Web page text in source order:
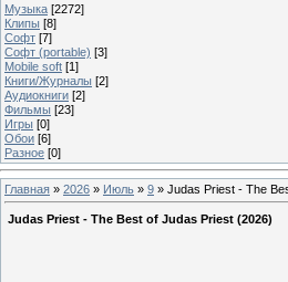
Музыка [2272]
Клипы [8]
Софт [7]
Софт (portable) [3]
Mobile soft [1]
Книги/Журналы [2]
Аудиокниги [2]
Фильмы [23]
Игры [0]
Обои [6]
Разное [0]
Главная » 2026 » Июль » 9 » Judas Priest - The
Judas Priest - The Best of Judas Priest (2026)